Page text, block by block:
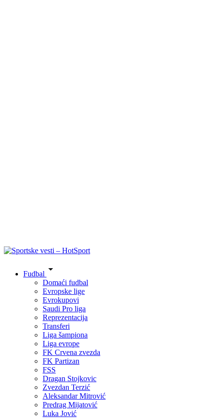
Fudbal
Domaći fudbal
Evropske lige
Evrokupovi
Saudi Pro liga
Reprezentacija
Transferi
Liga šampiona
Liga evrope
FK Crvena zvezda
FK Partizan
FSS
Dragan Stojkovic
Zvezdan Terzić
Aleksandar Mitrović
Predrag Mijatović
Luka Jović